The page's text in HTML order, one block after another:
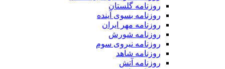
روزنامه گلستان
روزنامه بسوی آینده
روزنامه مهر ایران
روزنامه شورش
روزنامه نیروی سوم
روزنامه شاهد
روزنامه آتش